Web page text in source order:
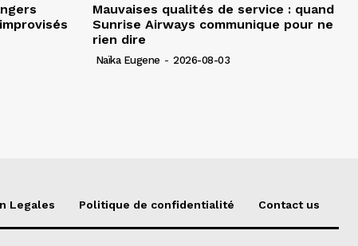
Mauvaises qualités de service : quand
Sunrise Airways communique pour ne
rien dire
Naïka Eugene - 2026-08-03
Legales Politique de confidentialité Contact us